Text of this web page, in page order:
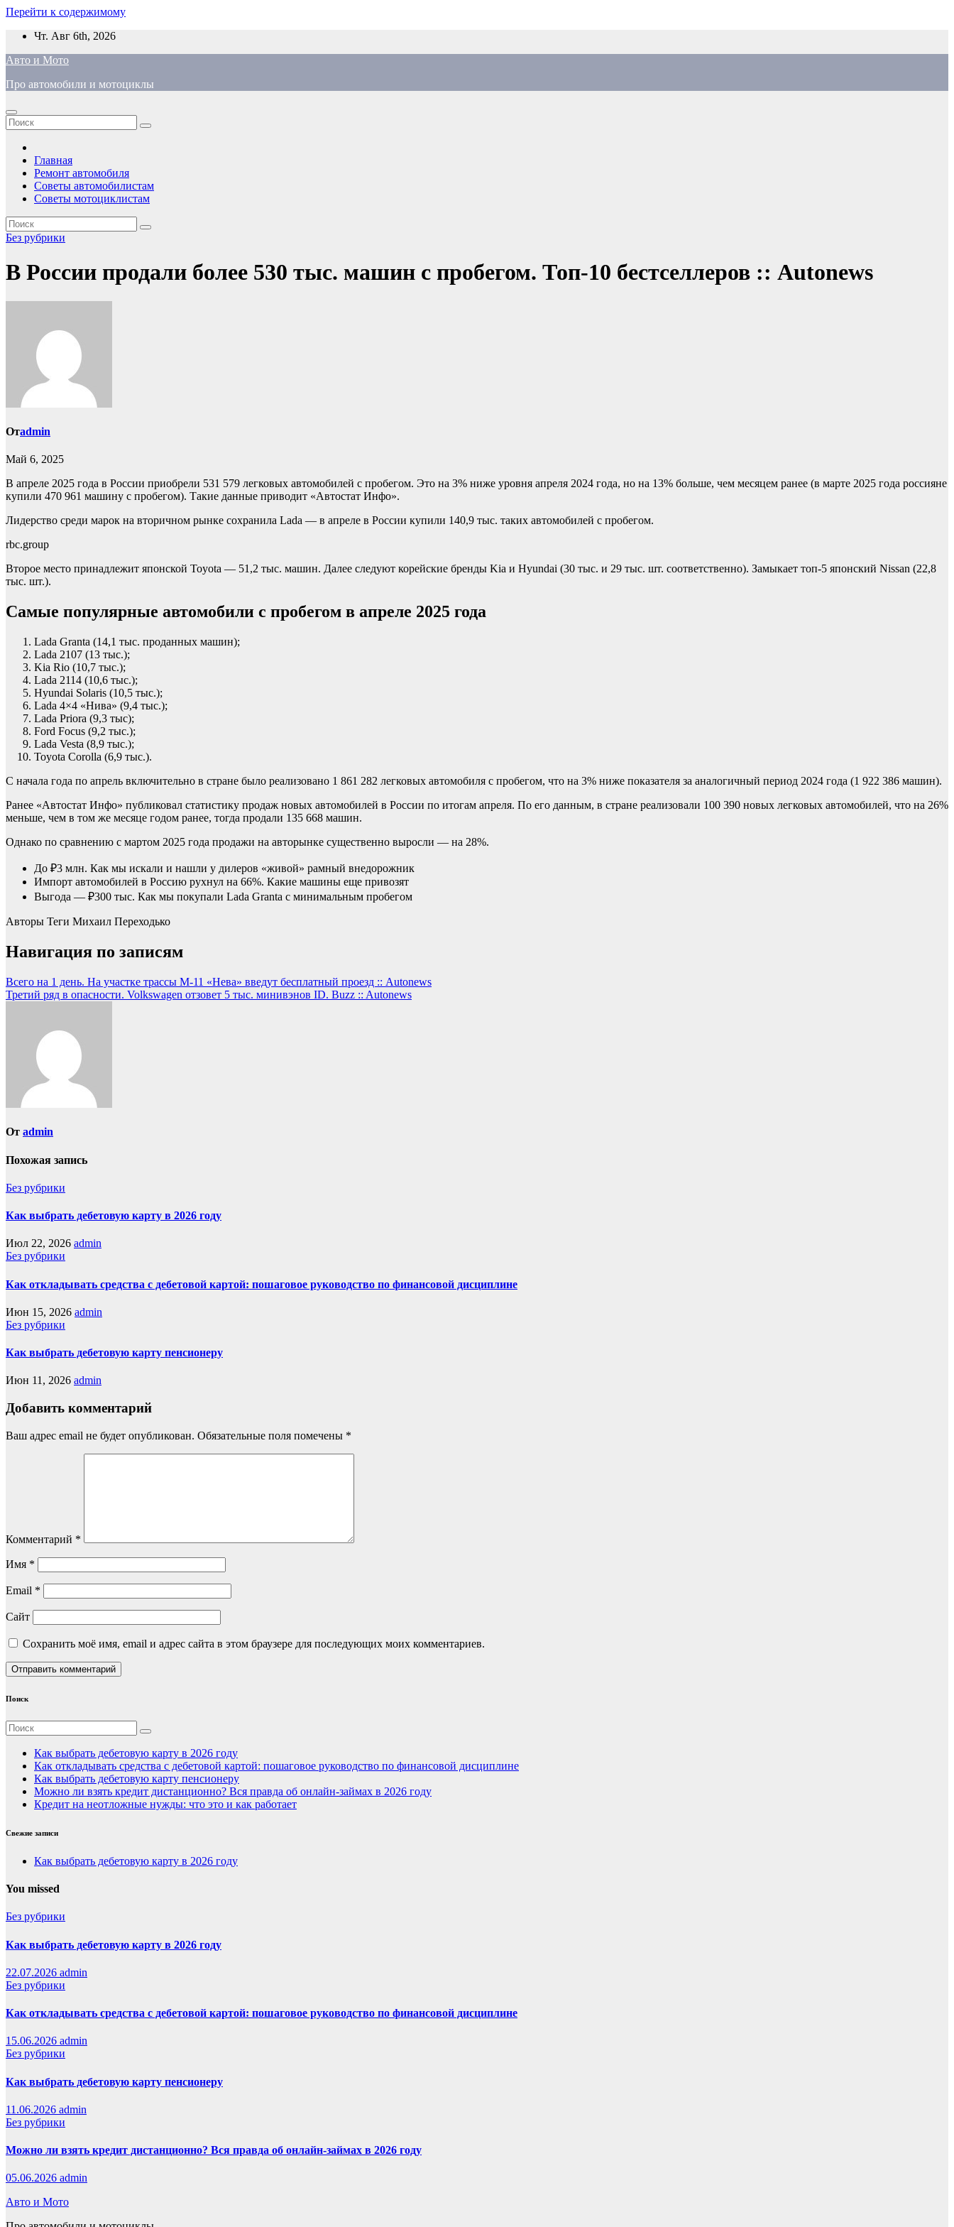
Перейти к содержимому
Чт. Авг 6th, 2026
Авто и Мото
Про автомобили и мотоциклы
Главная
Ремонт автомобиля
Советы автомобилистам
Советы мотоциклистам
Без рубрики
В России продали более 530 тыс. машин с пробегом. Топ-10 бестселлеров :: Autonews
Отadmin
Май 6, 2025
В апреле 2025 года в России приобрели 531 579 легковых автомобилей с пробегом. Это на 3% ниже уровня апреля 2024 года, но на 13% больше, чем месяцем ранее (в марте 2025 года россияне
купили 470 961 машину с пробегом). Такие данные приводит «Автостат Инфо».
Лидерство среди марок на вторичном рынке сохранила Lada — в апреле в России купили 140,9 тыс. таких автомобилей с пробегом.
rbc.group
Второе место принадлежит японской Toyota — 51,2 тыс. машин. Далее следуют корейские бренды Kia и Hyundai (30 тыс. и 29 тыс. шт. соответственно). Замыкает топ-5 японский Nissan (22,8
тыс. шт.).
Самые популярные автомобили с пробегом в апреле 2025 года
Lada Granta (14,1 тыс. проданных машин);
Lada 2107 (13 тыс.);
Kia Rio (10,7 тыс.);
Lada 2114 (10,6 тыс.);
Hyundai Solaris (10,5 тыс.);
Lada 4×4 «Нива» (9,4 тыс.);
Lada Priora (9,3 тыс);
Ford Focus (9,2 тыс.);
Lada Vesta (8,9 тыс.);
Toyota Corolla (6,9 тыс.).
С начала года по апрель включительно в стране было реализовано 1 861 282 легковых автомобиля с пробегом, что на 3% ниже показателя за аналогичный период 2024 года (1 922 386 машин).
Ранее «Автостат Инфо» публиковал статистику продаж новых автомобилей в России по итогам апреля. По его данным, в стране реализовали 100 390 новых легковых автомобилей, что на 26%
меньше, чем в том же месяце годом ранее, тогда продали 135 668 машин.
Однако по сравнению с мартом 2025 года продажи на авторынке существенно выросли — на 28%.
До ₽3 млн. Как мы искали и нашли у дилеров «живой» рамный внедорожник
Импорт автомобилей в Россию рухнул на 66%. Какие машины еще привозят
Выгода — ₽300 тыс. Как мы покупали Lada Granta с минимальным пробегом
Авторы Теги Михаил Переходько
Навигация по записям
Всего на 1 день. На участке трассы М-11 «Нева» введут бесплатный проезд :: Autonews
Третий ряд в опасности. Volkswagen отзовет 5 тыс. минивэнов ID. Buzz :: Autonews
От admin
Похожая запись
Без рубрики
Как выбрать дебетовую карту в 2026 году
Июл 22, 2026 admin
Без рубрики
Как откладывать средства с дебетовой картой: пошаговое руководство по финансовой дисциплине
Июн 15, 2026 admin
Без рубрики
Как выбрать дебетовую карту пенсионеру
Июн 11, 2026 admin
Добавить комментарий
Ваш адрес email не будет опубликован. Обязательные поля помечены *
Комментарий *
Имя *
Email *
Сайт
Сохранить моё имя, email и адрес сайта в этом браузере для последующих моих комментариев.
Поиск
Как выбрать дебетовую карту в 2026 году
Как откладывать средства с дебетовой картой: пошаговое руководство по финансовой дисциплине
Как выбрать дебетовую карту пенсионеру
Можно ли взять кредит дистанционно? Вся правда об онлайн-займах в 2026 году
Кредит на неотложные нужды: что это и как работает
Свежие записи
Как выбрать дебетовую карту в 2026 году
You missed
Без рубрики
Как выбрать дебетовую карту в 2026 году
22.07.2026 admin
Без рубрики
Как откладывать средства с дебетовой картой: пошаговое руководство по финансовой дисциплине
15.06.2026 admin
Без рубрики
Как выбрать дебетовую карту пенсионеру
11.06.2026 admin
Без рубрики
Можно ли взять кредит дистанционно? Вся правда об онлайн-займах в 2026 году
05.06.2026 admin
Авто и Мото